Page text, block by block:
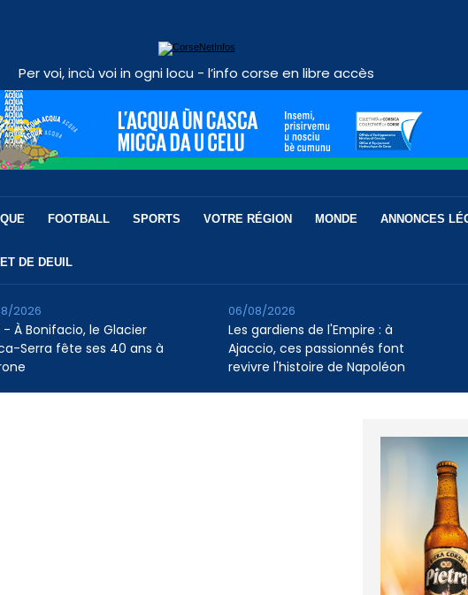
Per voi, incù voi in ogni locu - l’info corse en libre accès
FOOTBALL SPORTS VOTRE RÉGION MONDE ANNONCES
DE DEUIL
- À Bonifacio, le Glacier
Serra fête ses 40 ans à
2026
Les gardiens de l'Empire : à
Ajaccio, ces passionnés font
revivre l'histoire de Napoléon
06/08/2026